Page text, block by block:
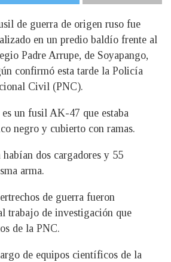
de guerra de origen ruso fue
en un predio baldío frente al
Padre Arrupe, de Soyapango,
confirmó esta tarde la Policía
Civil (PNC).
un fusil AK-47 que estaba
negro y cubierto con ramas.
dos cargadores y 55
arma.
de guerra fueron
trabajo de investigación que
de la PNC.
de equipos científicos de la